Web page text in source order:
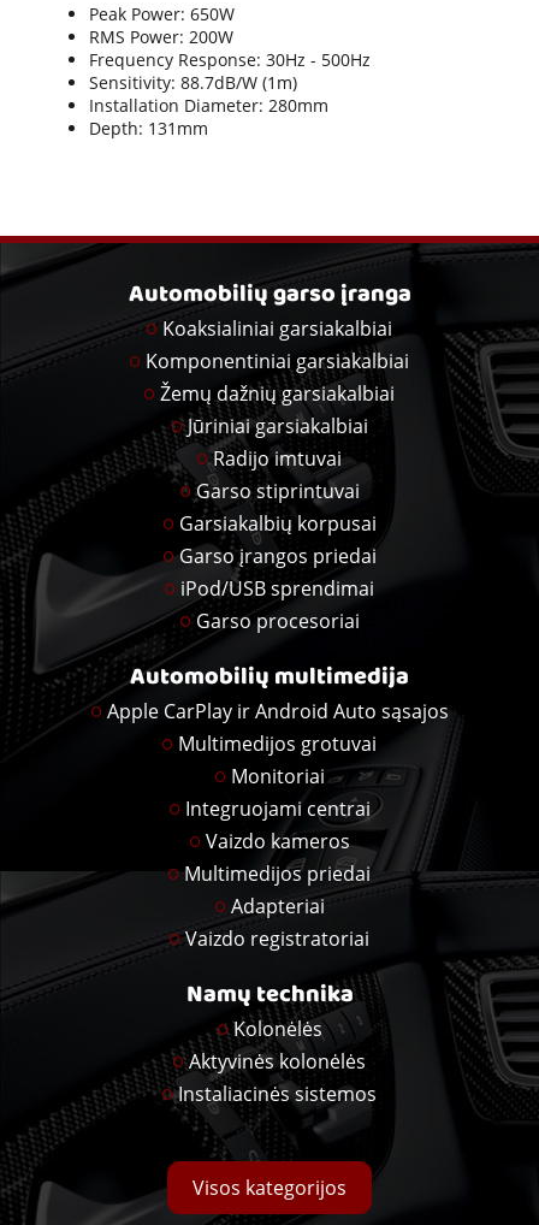
Peak Power: 650W
RMS Power: 200W
Frequency Response: 30Hz - 500Hz
Sensitivity: 88.7dB/W (1m)
Installation Diameter: 280mm
Depth: 131mm
Automobilių garso įranga
Koaksialiniai garsiakalbiai
Komponentiniai garsiakalbiai
Žemų dažnių garsiakalbiai
Jūriniai garsiakalbiai
Radijo imtuvai
Garso stiprintuvai
Garsiakalbių korpusai
Garso įrangos priedai
iPod/USB sprendimai
Garso procesoriai
Automobilių multimedija
Apple CarPlay ir Android Auto sąsajos
Multimedijos grotuvai
Monitoriai
Integruojami centrai
Vaizdo kameros
Multimedijos priedai
Adapteriai
Vaizdo registratoriai
Namų technika
Kolonėlės
Aktyvinės kolonėlės
Instaliacinės sistemos
Visos kategorijos